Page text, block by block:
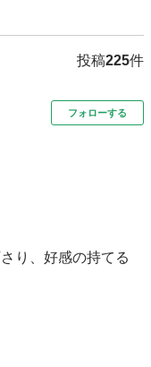
投稿225件
フォローする
り、好感の持てる